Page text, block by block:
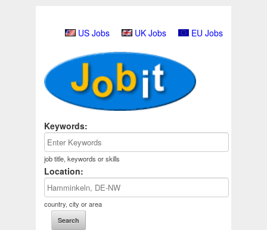
US Jobs UK Jobs EU Jobs
Keywords:
job title, keywords or skills
Location:
country, city or area